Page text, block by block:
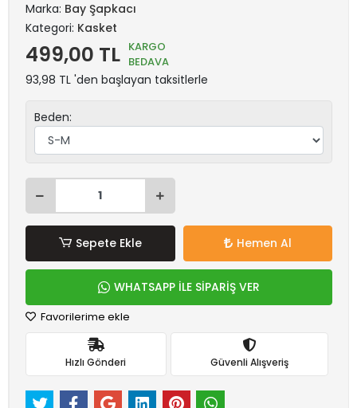
Marka: Bay Şapkacı
Kategori: Kasket
499,00 TL KARGO
BEDAVA
93,98 TL 'den başlayan taksitlerle
Beden:
Sepete Ekle Hemen Al
WHATSAPP İLE SİPARİŞ VER
Favorilerime ekle
Hızlı Gönderi Güvenli Alışveriş